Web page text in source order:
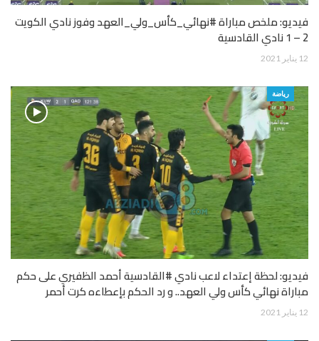
فيديو: ملخص مباراة #نهائي_كأس_ولي_العهد وفوز نادي الكويت
2 – 1 نادي القادسية
12 يناير 2021
رياضة
فيديو: لحظة إعتداء لاعب نادي #القادسية أحمد الظفيري على حكم
مباراة نهائي كأس ولي العهد.. و رد الحكم بإعطاءه كرت أحمر
12 يناير 2021